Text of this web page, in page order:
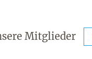
Mitglieder